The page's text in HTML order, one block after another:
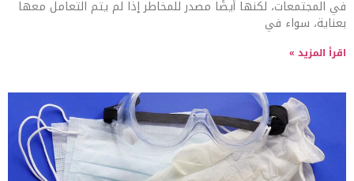
في المجتمعات، لكنها أيضًا مصدر للمخاطر إذا لم يتم التعامل معها
بعناية، سواء في
اقرأ المزيد »